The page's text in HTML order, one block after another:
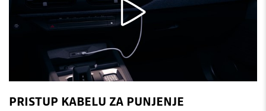
PRISTUP KABELU ZA PUNJENJE